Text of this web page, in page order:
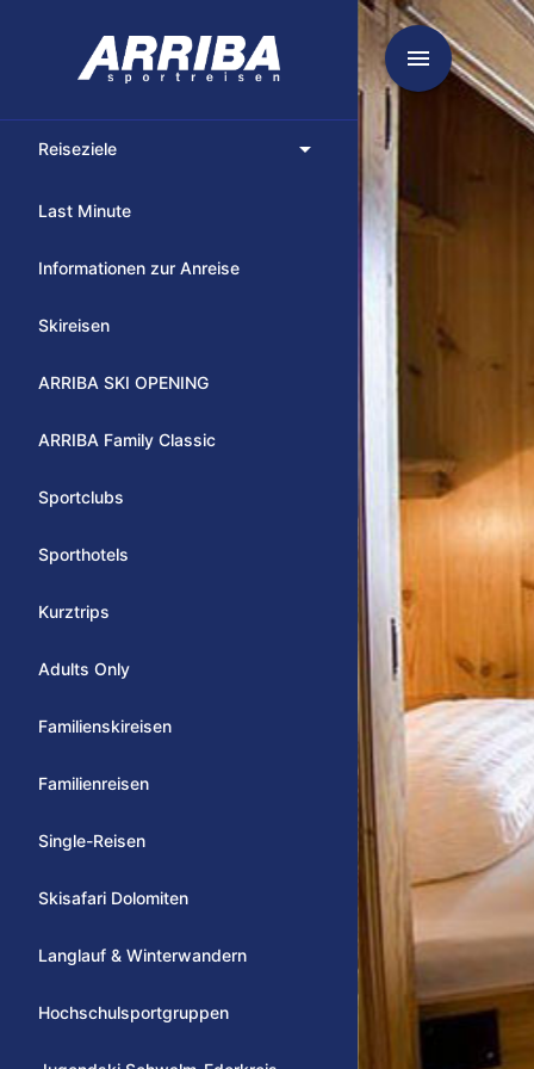
Reiseziele arrow_drop_down
Last Minute
Informationen zur Anreise
Skireisen
ARRIBA SKI OPENING
ARRIBA Family Classic
Sportclubs
Sporthotels
Kurztrips
Adults Only
Familienskireisen
Familienreisen
Single-Reisen
Skisafari Dolomiten
Langlauf & Winterwandern
Hochschulsportgruppen
menu